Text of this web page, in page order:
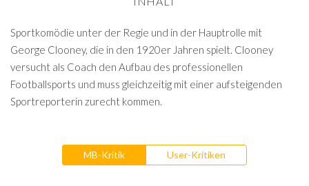
Sportkomödie unter der Regie und in der Hauptrolle mit
George Clooney, die in den 1920er Jahren spielt. Clooney
versucht als Coach den Aufbau des professionellen
Footballsports und muss gleichzeitig mit einer aufsteigenden
Sportreporterin zurecht kommen.
MB-Kritik User-Kritiken